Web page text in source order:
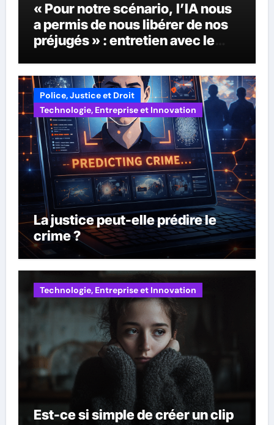
« Pour notre scénario, l’IA nous
a permis de nous libérer de nos
préjugés » : entretien avec le
lauréat du World AI Film Festival
Police, Justice et Droit
Technologie, Entreprise et Innovation
La justice peut-elle prédire le
crime ?
Technologie, Entreprise et Innovation
Est-ce si simple de créer un clip